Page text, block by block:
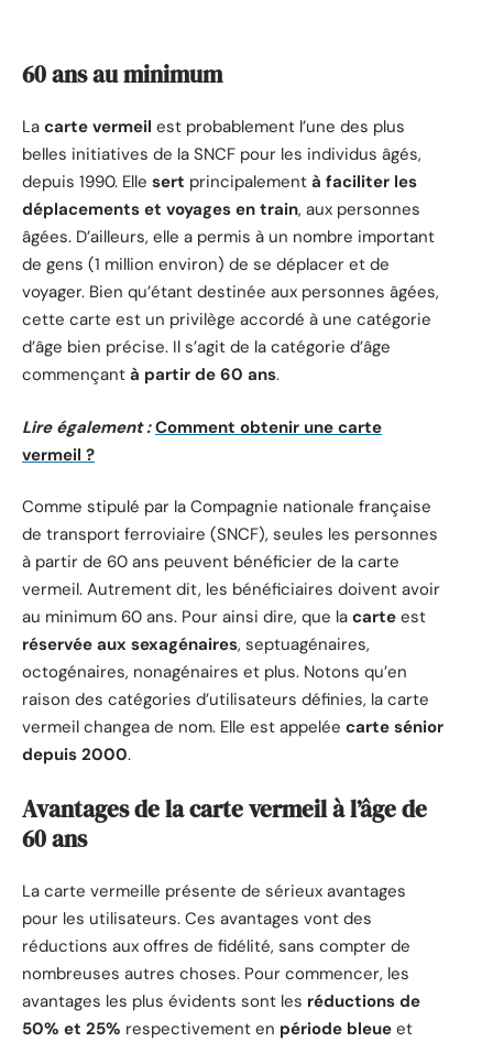
60 ans au minimum
La carte vermeil est probablement l’une des plus
belles initiatives de la SNCF pour les individus âgés,
depuis 1990. Elle sert principalement à faciliter les
déplacements et voyages en train, aux personnes
âgées. D’ailleurs, elle a permis à un nombre important
de gens (1 million environ) de se déplacer et de
voyager. Bien qu’étant destinée aux personnes âgées,
cette carte est un privilège accordé à une catégorie
d’âge bien précise. Il s’agit de la catégorie d’âge
commençant à partir de 60 ans.
Lire également : Comment obtenir une carte
vermeil ?
Comme stipulé par la Compagnie nationale française
de transport ferroviaire (SNCF), seules les personnes
à partir de 60 ans peuvent bénéficier de la carte
vermeil. Autrement dit, les bénéficiaires doivent avoir
au minimum 60 ans. Pour ainsi dire, que la carte est
réservée aux sexagénaires, septuagénaires,
octogénaires, nonagénaires et plus. Notons qu’en
raison des catégories d’utilisateurs définies, la carte
vermeil changea de nom. Elle est appelée carte sénior
depuis 2000.
Avantages de la carte vermeil à l’âge de
60 ans
La carte vermeille présente de sérieux avantages
pour les utilisateurs. Ces avantages vont des
réductions aux offres de fidélité, sans compter de
nombreuses autres choses. Pour commencer, les
avantages les plus évidents sont les réductions de
50% et 25% respectivement en période bleue et